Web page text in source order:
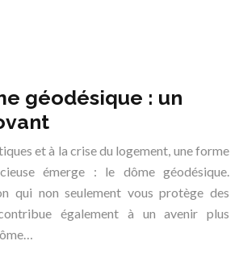
géodésique : un
et à la crise du logement, une forme
émerge : le dôme géodésique.
qui non seulement vous protège des
également à un avenir plus